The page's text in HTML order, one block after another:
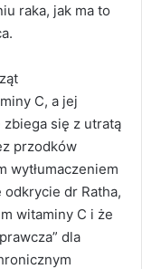
raka, jak ma to
C, a jej
się z utratą
przodków
wytłumaczeniem
dr Ratha,
witaminy C i że
dla